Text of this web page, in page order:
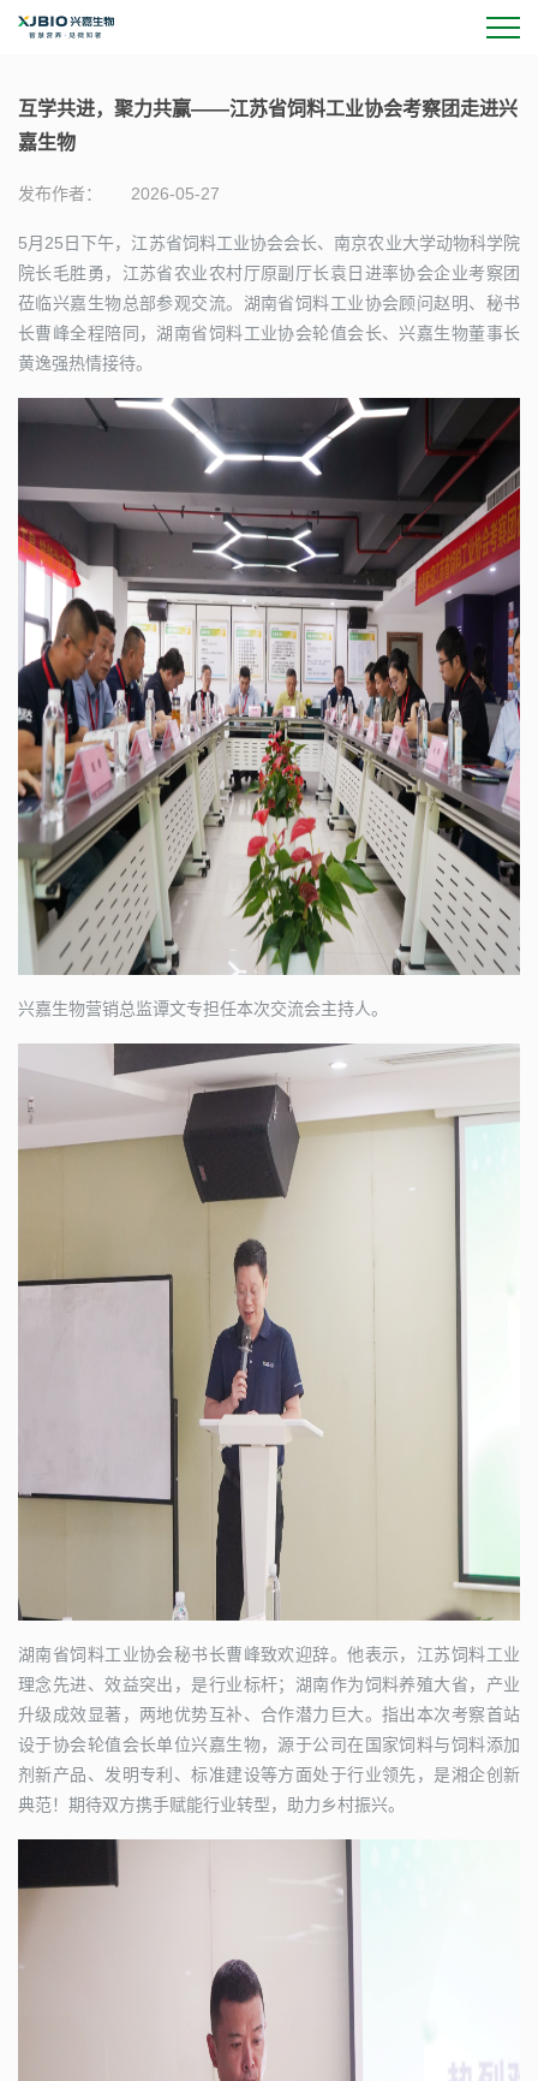
互学共进，聚力共赢——江苏省饲料工业协会考察团走进兴
嘉生物
发布作者： 2026-05-27
5月25日下午，江苏省饲料工业协会会长、南京农业大学动物科学院
院长毛胜勇，江苏省农业农村厅原副厅长袁日进率协会企业考察团
莅临兴嘉生物总部参观交流。湖南省饲料工业协会顾问赵明、秘书
长曹峰全程陪同，湖南省饲料工业协会轮值会长、兴嘉生物董事长
黄逸强热情接待。
兴嘉生物营销总监谭文专担任本次交流会主持人。
湖南省饲料工业协会秘书长曹峰致欢迎辞。他表示，江苏饲料工业
理念先进、效益突出，是行业标杆；湖南作为饲料养殖大省，产业
升级成效显著，两地优势互补、合作潜力巨大。指出本次考察首站
设于协会轮值会长单位兴嘉生物，源于公司在国家饲料与饲料添加
剂新产品、发明专利、标准建设等方面处于行业领先，是湘企创新
典范！期待双方携手赋能行业转型，助力乡村振兴。